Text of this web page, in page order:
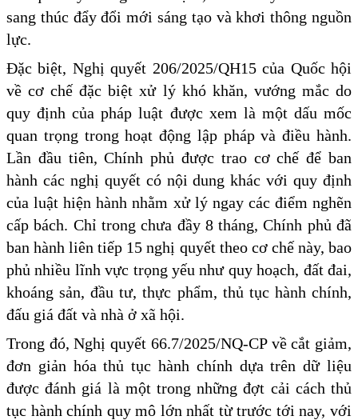
sang thúc đẩy đổi mới sáng tạo và khơi thông nguồn
lực.
Đặc biệt, Nghị quyết 206/2025/QH15 của Quốc hội
về cơ chế đặc biệt xử lý khó khăn, vướng mắc do
quy định của pháp luật được xem là một dấu mốc
quan trọng trong hoạt động lập pháp và điều hành.
Lần đầu tiên, Chính phủ được trao cơ chế để ban
hành các nghị quyết có nội dung khác với quy định
của luật hiện hành nhằm xử lý ngay các điểm nghẽn
cấp bách. Chỉ trong chưa đầy 8 tháng, Chính phủ đã
ban hành liên tiếp 15 nghị quyết theo cơ chế này, bao
phủ nhiều lĩnh vực trọng yếu như quy hoạch, đất đai,
khoáng sản, đầu tư, thực phẩm, thủ tục hành chính,
đấu giá đất và nhà ở xã hội.
Trong đó, Nghị quyết 66.7/2025/NQ-CP về cắt giảm,
đơn giản hóa thủ tục hành chính dựa trên dữ liệu
được đánh giá là một trong những đợt cải cách thủ
tục hành chính quy mô lớn nhất từ trước tới nay, với